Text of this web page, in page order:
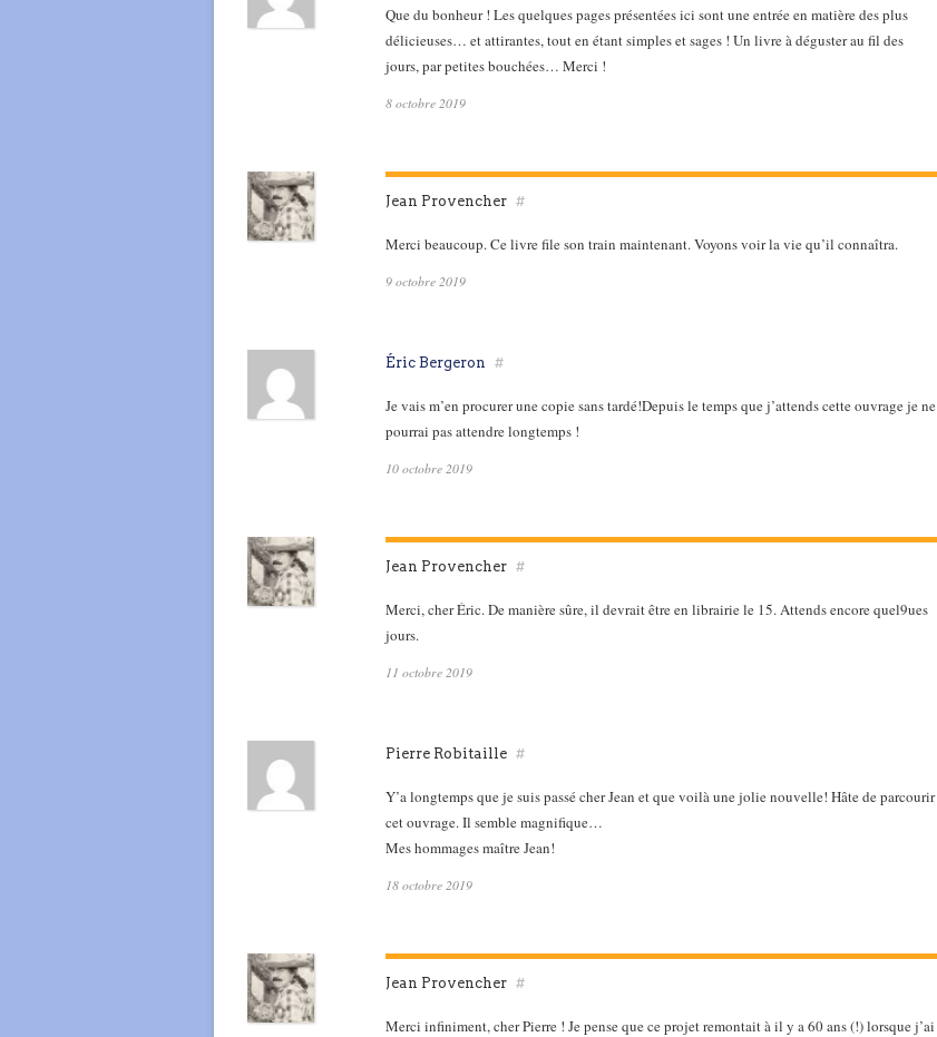
Que du bonheur ! Les quelques pages présentées ici sont une entrée en matière des plus
délicieuses… et attirantes, tout en étant simples et sages ! Un livre à déguster au fil des
jours, par petites bouchées… Merci !
8 octobre 2019
Jean Provencher #
Merci beaucoup. Ce livre file son train maintenant. Voyons voir la vie qu’il connaîtra.
9 octobre 2019
Éric Bergeron #
Je vais m’en procurer une copie sans tardé!Depuis le temps que j’attends cette ouvrage je ne
pourrai pas attendre longtemps !
10 octobre 2019
Jean Provencher #
Merci, cher Éric. De manière sûre, il devrait être en librairie le 15. Attends encore quel9ues
jours.
11 octobre 2019
Pierre Robitaille #
Y’a longtemps que je suis passé cher Jean et que voilà une jolie nouvelle! Hâte de parcourir
cet ouvrage. Il semble magnifique…
Mes hommages maître Jean!
18 octobre 2019
Jean Provencher #
Merci infiniment, cher Pierre ! Je pense que ce projet remontait à il y a 60 ans (!) lorsque j’ai